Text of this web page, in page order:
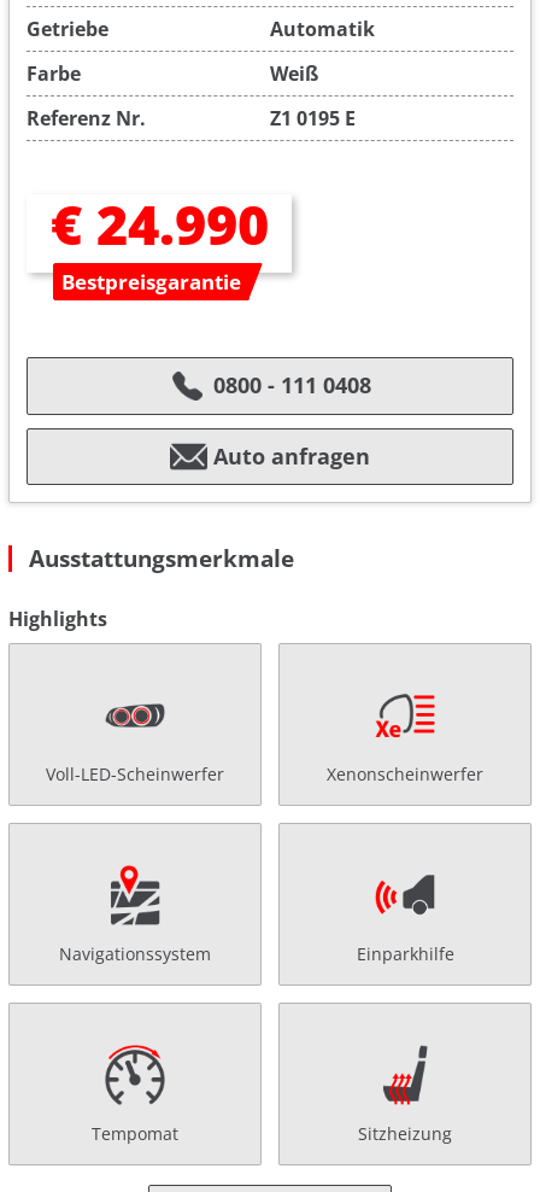
Getriebe
Automatik
Farbe
Weiß
Referenz Nr.
Z1 0195 E
€ 24.990
Bestpreisgarantie
0800 - 111 0408
Auto anfragen
Ausstattungsmerkmale
Highlights
Voll-LED-Scheinwerfer Xenonscheinwerfer
Navigationssystem Einparkhilfe
Tempomat Sitzheizung